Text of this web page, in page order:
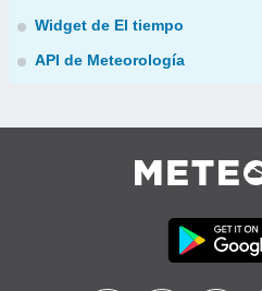
Widget de El tiempo
API de Meteorología